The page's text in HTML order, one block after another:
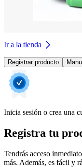
Ir a la tienda
Registrar producto
Inicia sesión o crea una
Registra tu
Tendrás acceso
más. Además, es fácil y